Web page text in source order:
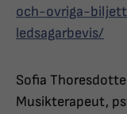
och-ovriga-
ledsagarbevis/
Sofia
Musikterapeut,